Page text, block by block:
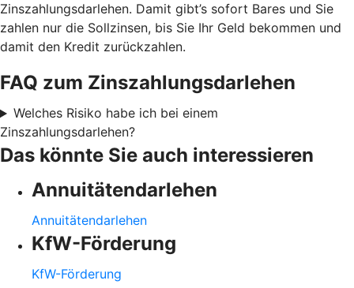
Zinszahlungsdarlehen. Damit gibt’s sofort Bares und Sie
zahlen nur die Sollzinsen, bis Sie Ihr Geld bekommen und
damit den Kredit zurückzahlen.
FAQ zum Zinszahlungsdarlehen
Welches Risiko habe ich bei einem
Zinszahlungsdarlehen?
Das könnte Sie auch interessieren
Annuitätendarlehen
Annuitätendarlehen
KfW-Förderung
KfW-Förderung